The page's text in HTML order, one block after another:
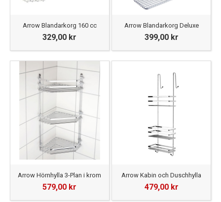
Arrow Blandarkorg 160 cc
329,00 kr
Arrow Blandarkorg Deluxe
399,00 kr
Arrow Hörnhylla 3-Plan i krom
579,00 kr
Arrow Kabin och Duschhylla
479,00 kr